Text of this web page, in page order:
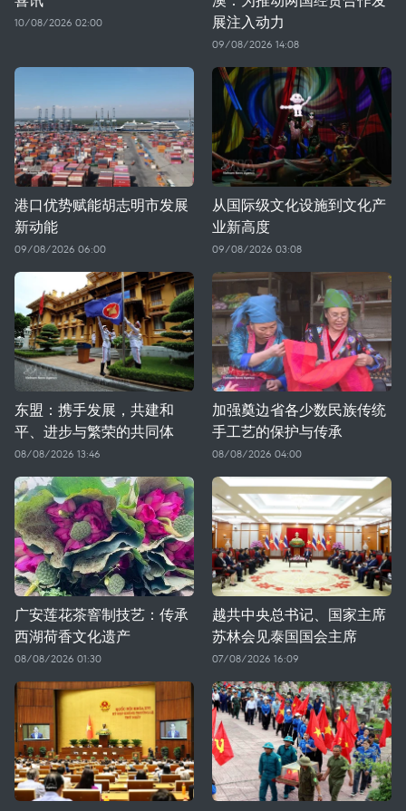
10/08/2026 02:00
展注入动力
09/08/2026 14:08
港口优势赋能胡志明市发展
新动能
09/08/2026 06:00
从国际级文化设施到文化产
业新高度
09/08/2026 03:08
东盟：携手发展，共建和
平、进步与繁荣的共同体
08/08/2026 13:46
加强奠边省各少数民族传统
手工艺的保护与传承
08/08/2026 04:00
广安莲花茶窨制技艺：传承
西湖荷香文化遗产
08/08/2026 01:30
越共中央总书记、国家主席
苏林会见泰国国会主席
07/08/2026 16:09